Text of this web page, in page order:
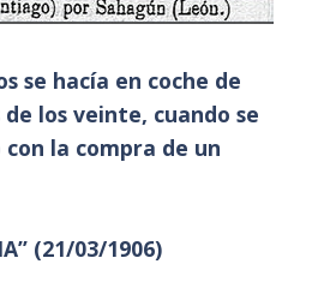
se hacía en coche de
los veinte, cuando se
la compra de un
(21/03/1906)